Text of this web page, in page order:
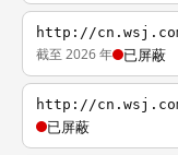
http://
截至 2026 年 已屏蔽
http://
已屏蔽